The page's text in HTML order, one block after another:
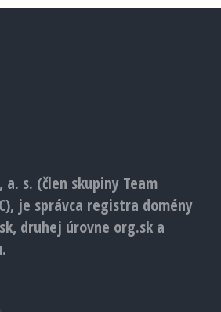
a. s. (člen skupiny Team
je správca registra domény
druhej úrovne org.sk a